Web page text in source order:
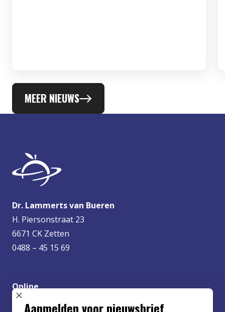
MEER NIEUWS
Dr. Lammerts van Bueren
H. Piersonstraat 23
6671 CK Zetten
0488 – 45 15 69
Online
info@lvbueren.nl
SLUIT POPUP
Aanmelden voor nieuwsbrief